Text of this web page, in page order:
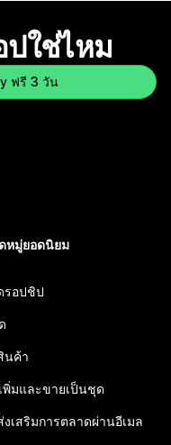
ปใช่ไหม
ฟรี 3 วัน
หมู่ยอดนิยม
รอปชิป
นค้า
พิ่มและขายเป็นชุด
งเสริมการตลาดผ่านอีเมล